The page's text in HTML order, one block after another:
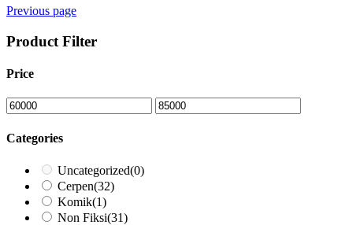
Previous page
Product Filter
Price
Categories
Uncategorized(0)
Cerpen(32)
Komik(1)
Non Fiksi(31)